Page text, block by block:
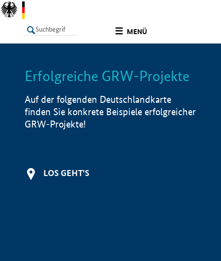
MENÜ
LISTE Info
Erfolgreiche GRW-Projekte
Auf der folgenden Deutschlandkarte
finden Sie konkrete Beispiele erfolgreicher
GRW-Projekte!
LOS GEHT'S